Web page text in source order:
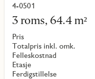
4-0501
3 roms, 64.4 m²
Pris
Totalpris inkl. omk.
Felleskostnad
Etasje
Ferdigstillelse
Les
mer
om
objekt
{objectNumber}